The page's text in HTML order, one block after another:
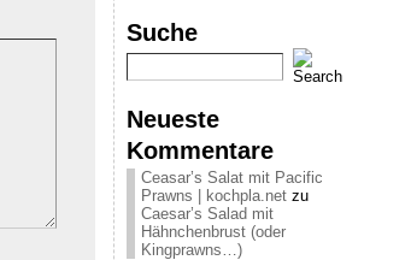
Suche
Neueste
Kommentare
Ceasar’s Salat mit Pacific
Prawns | kochpla.net zu
Caesar’s Salad mit
Hähnchenbrust (oder
Kingprawns…)